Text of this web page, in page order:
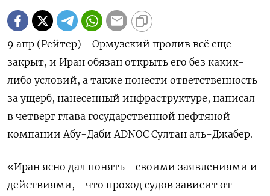
9 апр (Рейтер) - Ормузский пролив всё еще
закрыт, и Иран обязан открыть его без каких-
либо условий, а также понести ответственность
за ущерб, ‌нанесенный инфраструктуре, написал
в четверг глава государственной нефтяной
компании Абу-Даби ADNOC Султан аль-Джабер.
«Иран ясно дал понять - своими заявлениями и
действиями, - что проход ​судов зависит от ​